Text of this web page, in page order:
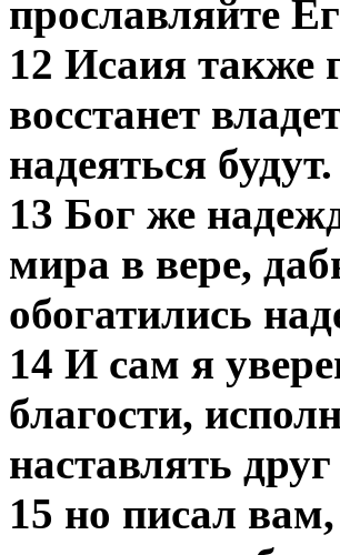
прославляйте
12 Исаия также
восстанет
надеяться будут.
13 Бог же
мира в вере,
обогатились
14 И сам я
благости,
наставлять
15 но писал